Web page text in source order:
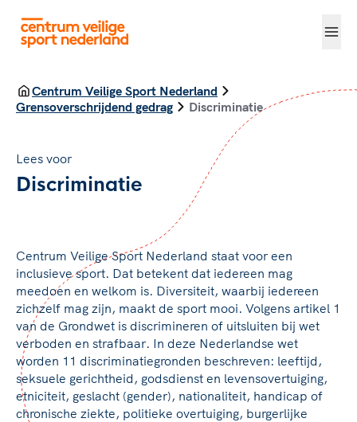
Centrum Veilige Sport Nederland
Grensoverschrijdend gedrag
Discriminatie
Lees voor
Discriminatie
Centrum Veilige Sport Nederland staat voor een
inclusieve sport. Dat betekent dat iedereen mag
meedoen en welkom is. Diversiteit, waarbij iedereen
zichzelf mag zijn, maakt de sport mooi. Volgens artikel 1
van de Grondwet is discrimineren of uitsluiten bij wet
verboden en strafbaar. In deze Nederlandse wet
worden 11 discriminatiegronden beschreven: leeftijd,
seksuele gerichtheid, godsdienst en levensovertuiging,
etniciteit, geslacht (gender), nationaliteit, handicap of
chronische ziekte, politieke overtuiging, burgerlijke